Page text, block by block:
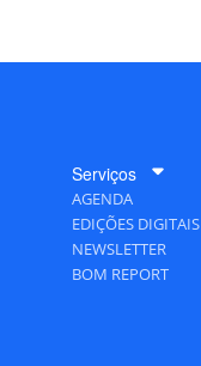
Serviços
AGENDA
EDIÇÕES DIGITAIS
NEWSLETTER
BOM REPORT